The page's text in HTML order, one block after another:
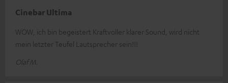
Cinebar Ultima
WOW, ich bin begeistert Kraftvoller klarer Sound, wird nicht
mein letzter Teufel Lautsprecher sein!!!
Olaf M.